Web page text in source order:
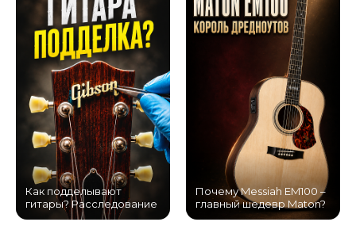
Как подделывают
гитары? Расследование
Почему Messiah EM100 –
главный шедевр Maton?